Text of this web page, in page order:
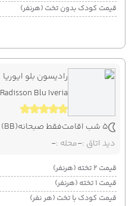
قیمت کودک بدون تخت (هرنفر)
رادیسون بلو ایوریا
Radisson Blu Iveria
5 شب اقامت فقط صبحانه(BB)
دید اتاق :-محله :-
قیمت 2 تخته (هرنفر)
قیمت 1 تخته (هرنفر)
قیمت کودک با تخت (هر نفر)